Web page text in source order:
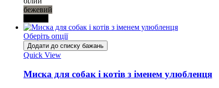
бежевий
Оберіть опції
Додати до списку бажань
Quick View
Миска для собак і котів з іменем улюбленця